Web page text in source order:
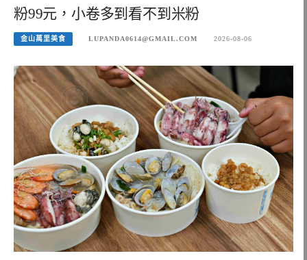
粉99元，小卷多到看不到米粉
金山萬里美食 LUPANDA0614@GMAIL.COM 2026-08-06